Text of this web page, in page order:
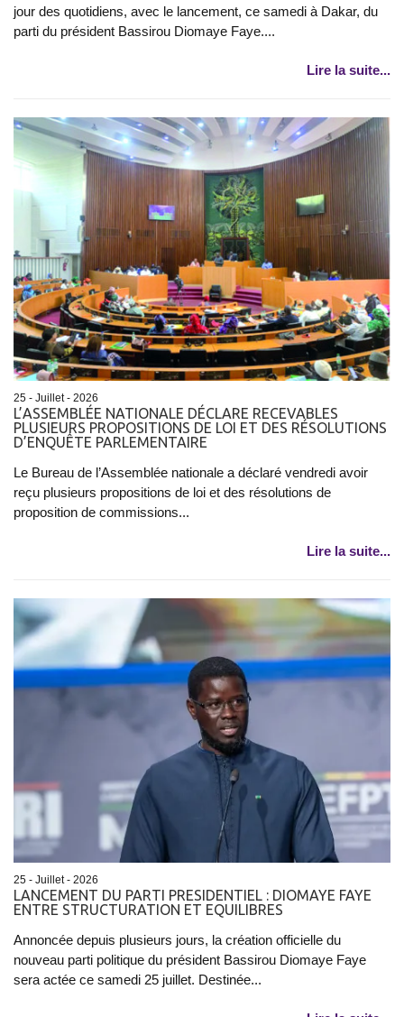
jour des quotidiens, avec le lancement, ce samedi à Dakar, du
parti du président Bassirou Diomaye Faye....
Lire la suite...
25 - Juillet - 2026
L’ASSEMBLÉE NATIONALE DÉCLARE RECEVABLES
PLUSIEURS PROPOSITIONS DE LOI ET DES RÉSOLUTIONS
D’ENQUÊTE PARLEMENTAIRE
Le Bureau de l’Assemblée nationale a déclaré vendredi avoir
reçu plusieurs propositions de loi et des résolutions de
proposition de commissions...
Lire la suite...
25 - Juillet - 2026
LANCEMENT DU PARTI PRESIDENTIEL : DIOMAYE FAYE
ENTRE STRUCTURATION ET EQUILIBRES
Annoncée depuis plusieurs jours, la création officielle du
nouveau parti politique du président Bassirou Diomaye Faye
sera actée ce samedi 25 juillet. Destinée...